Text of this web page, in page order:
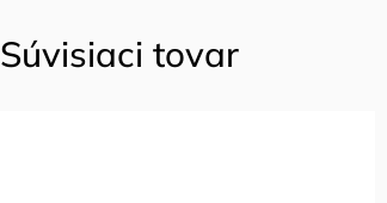
Súvisiaci tovar